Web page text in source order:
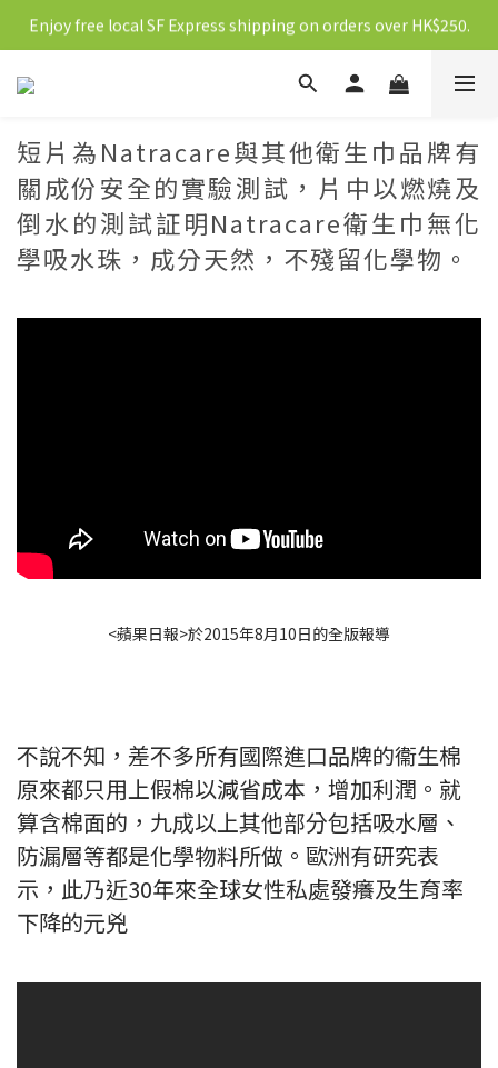
新會員送10元購物金
Enjoy free local SF Express shipping on orders over HK$250.
新會員送10元購物金
短片為Natracare與其他衛生巾品牌有
關成份安全的實驗測試，片中以燃燒及
倒水的測試証明Natracare衛生巾無化
學吸水珠，成分天然，不殘留化學物。
<蘋果日報>於2015年8月10日的全版報導
不說不知，差不多所有國際進口品牌的衞生棉
原來都只用上假棉以減省成本，增加利潤。就
算含棉面的，九成以上其他部分包括吸水層、
防漏層等都是化學物料所做。歐洲有研究表
示，此乃近30年來全球女性私處發癢及生育率
下降的元兇